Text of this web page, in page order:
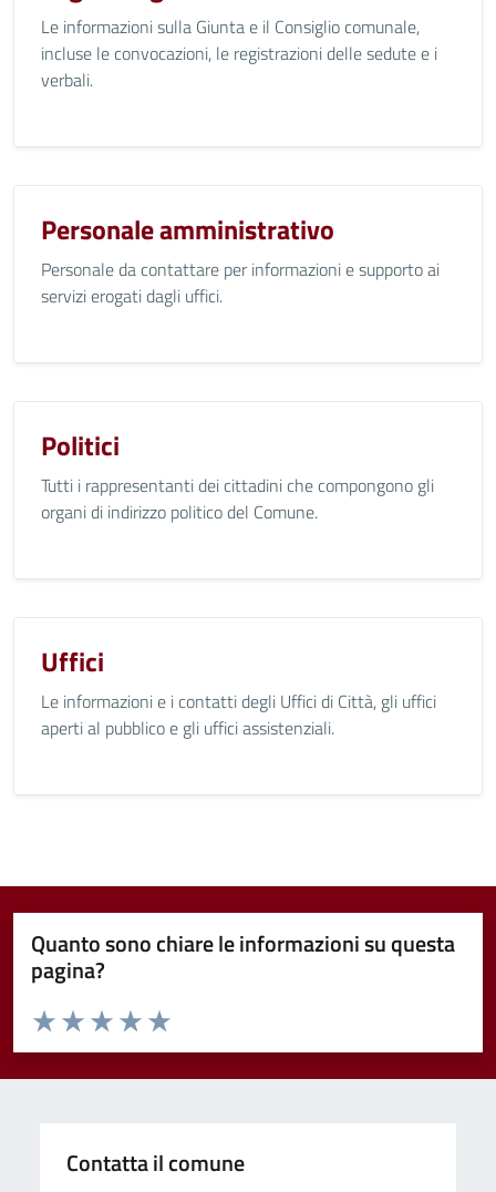
Le informazioni sulla Giunta e il Consiglio comunale,
incluse le convocazioni, le registrazioni delle sedute e i
verbali.
Personale amministrativo
Personale da contattare per informazioni e supporto ai
servizi erogati dagli uffici.
Politici
Tutti i rappresentanti dei cittadini che compongono gli
organi di indirizzo politico del Comune.
Uffici
Le informazioni e i contatti degli Uffici di Città, gli uffici
aperti al pubblico e gli uffici assistenziali.
Quanto sono chiare le informazioni su questa
pagina?
Valuta da 1 a 5 stelle la pagina
Valuta 5 stelle su 5
Valuta 4 stelle su 5
Valuta 3 stelle su 5
Valuta 2 stelle su 5
Valuta 1 stelle su 5
Contatta il comune